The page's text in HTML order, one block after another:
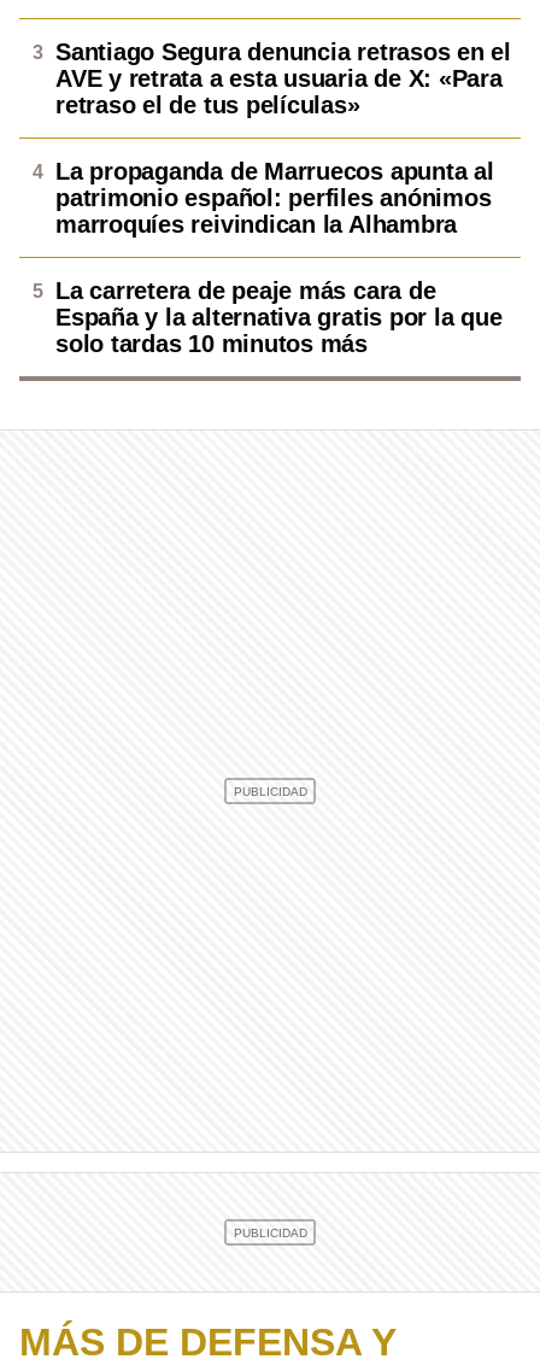
Santiago Segura denuncia retrasos en el
AVE y retrata a esta usuaria de X: «Para
retraso el de tus películas»
La propaganda de Marruecos apunta al
patrimonio español: perfiles anónimos
marroquíes reivindican la Alhambra
La carretera de peaje más cara de
España y la alternativa gratis por la que
solo tardas 10 minutos más
MÁS DE DEFENSA Y